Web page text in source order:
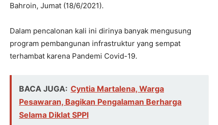
Bahroin, Jumat (18/6/2021).
Dalam pencalonan kali ini dirinya banyak mengusung
program pembangunan infrastruktur yang sempat
terhambat karena Pandemi Covid-19.
BACA JUGA: Cyntia Martalena, Warga
Pesawaran, Bagikan Pengalaman Berharga
Selama Diklat SPPI